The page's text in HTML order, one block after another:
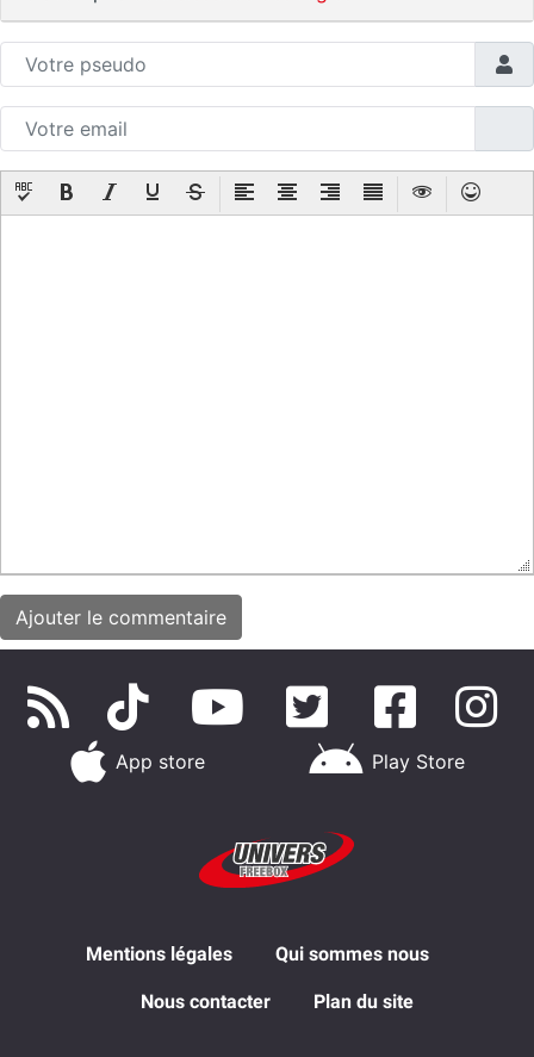
App store Play Store
Mentions légales Qui sommes nous
Nous contacter Plan du site